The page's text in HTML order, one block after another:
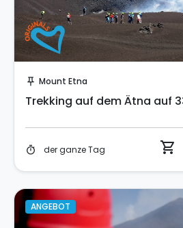
push_pin Mount Etna
Trekking auf dem Ätna auf
timer der ganze Tag shopping_cart
ANGEBOT